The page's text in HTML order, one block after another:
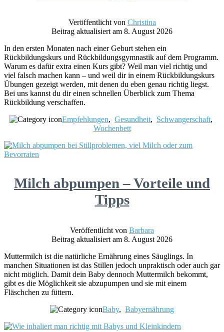
Veröffentlicht von Christina
Beitrag aktualisiert am 8. August 2026
In den ersten Monaten nach einer Geburt stehen ein
Rückbildungskurs und Rückbildungsgymnastik auf dem Programm.
Warum es dafür extra einen Kurs gibt? Weil man viel richtig und
viel falsch machen kann – und weil dir in einem Rückbildungskurs
Übungen gezeigt werden, mit denen du eben genau richtig liegst.
Bei uns kannst du dir einen schnellen Überblick zum Thema
Rückbildung verschaffen.
Empfehlungen, Gesundheit, Schwangerschaft,
Wochenbett
Milch abpumpen – Vorteile und
Tipps
Veröffentlicht von Barbara
Beitrag aktualisiert am 8. August 2026
Muttermilch ist die natürliche Ernährung eines Säuglings. In
manchen Situationen ist das Stillen jedoch unpraktisch oder auch gar
nicht möglich. Damit dein Baby dennoch Muttermilch bekommt,
gibt es die Möglichkeit sie abzupumpen und sie mit einem
Fläschchen zu füttern.
Baby, Babyernährung